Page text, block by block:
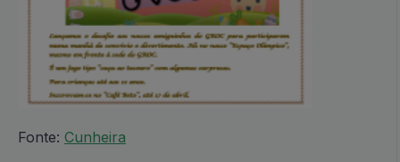
Fonte: Cunheira